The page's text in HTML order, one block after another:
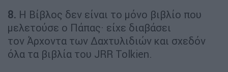
8. Η Βίβλος δεν είναι το μόνο βιβλίο που
μελετούσε ο Πάπας· είχε διαβάσει
τον Άρχοντα των Δαχτυλιδιών και σχεδόν
όλα τα βιβλία του JRR Tolkien.